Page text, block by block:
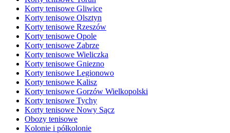
Korty tenisowe Gliwice
Korty tenisowe Olsztyn
Korty tenisowe Rzeszów
Korty tenisowe Opole
Korty tenisowe Zabrze
Korty tenisowe Wieliczka
Korty tenisowe Gniezno
Korty tenisowe Legionowo
Korty tenisowe Kalisz
Korty tenisowe Gorzów Wielkopolski
Korty tenisowe Tychy
Korty tenisowe Nowy Sącz
Obozy tenisowe
Kolonie i półkolonie